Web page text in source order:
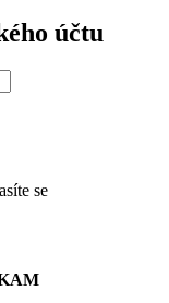
účtu
se